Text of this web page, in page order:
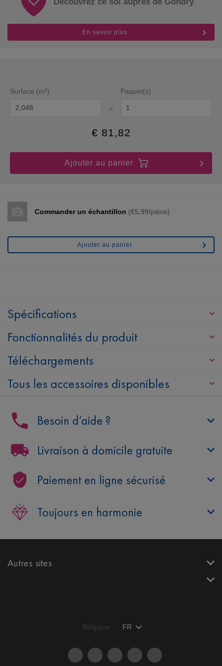
En savoir plus
Surface (m²)
=
Paquet(s)
€ 81,82
Ajouter au panier
Commander un échantillon (€5,99/pièce)
Ajouter au panier
Spécifications
Fonctionnalités du produit
Téléchargements
Tous les accessoires disponibles
Besoin d’aide ?
Livraison à domicile gratuite
Paiement en ligne sécurisé
Toujours en harmonie
Autres sites
Belgique FR